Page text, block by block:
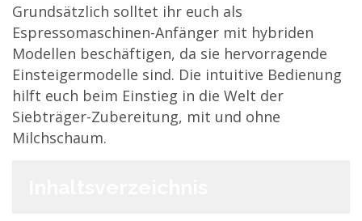
Grundsätzlich solltet ihr euch als
Espressomaschinen-Anfänger mit hybriden
Modellen beschäftigen, da sie hervorragende
Einsteigermodelle sind. Die intuitive Bedienung
hilft euch beim Einstieg in die Welt der
Siebträger-Zubereitung, mit und ohne
Milchschaum.